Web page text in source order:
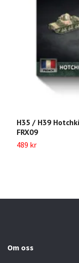
H35 / H39
FRX09
489 kr
Om oss